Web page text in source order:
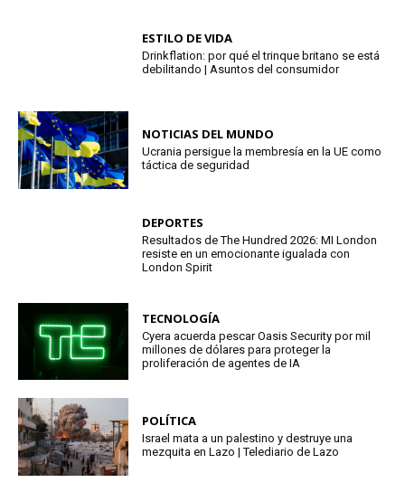
ESTILO DE VIDA
Drinkflation: por qué el trinque britano se está
debilitando | Asuntos del consumidor
NOTICIAS DEL MUNDO
Ucrania persigue la membresía en la UE como
táctica de seguridad
DEPORTES
Resultados de The Hundred 2026: MI London
resiste en un emocionante igualada con
London Spirit
TECNOLOGÍA
Cyera acuerda pescar Oasis Security por mil
millones de dólares para proteger la
proliferación de agentes de IA
POLÍTICA
Israel mata a un palestino y destruye una
mezquita en Lazo | Telediario de Lazo